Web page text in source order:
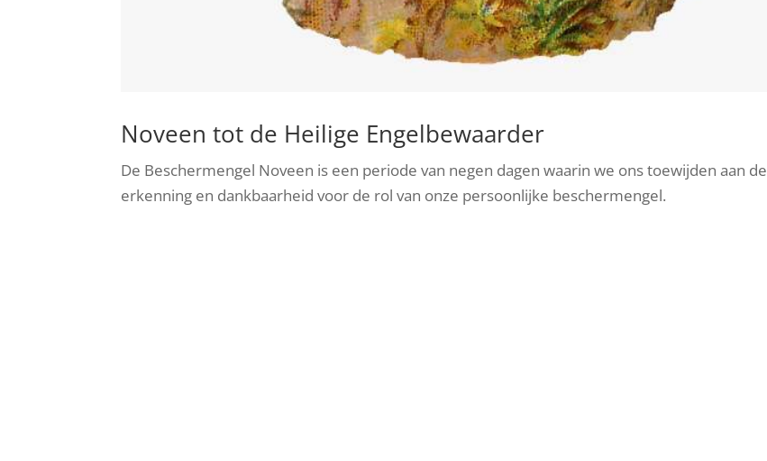
Noveen tot de Heilige Engelbewaarder
De Beschermengel Noveen is een periode van negen dagen waarin we ons toewijden aan de
erkenning en dankbaarheid voor de rol van onze persoonlijke beschermengel.